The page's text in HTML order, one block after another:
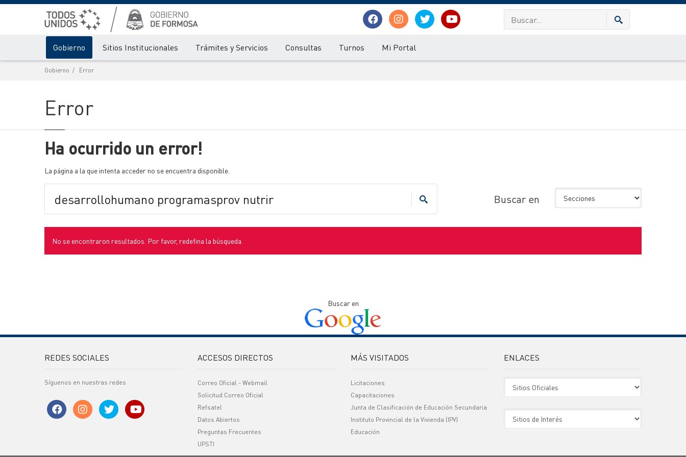
Gobierno Sitios Institucionales Trámites y Servicios Consultas Turnos Mi Portal
Gobierno Error
Error
Ha ocurrido un error!
La página a la que intenta acceder no se encuentra disponible.
Buscar en
No se encontraron resultados. Por favor, redefina la búsqueda.
Buscar en
REDES SOCIALES
Síguenos en nuestras redes
ACCESOS DIRECTOS
Correo Oficial - Webmail
Solicitud Correo Oficial
Refsatel
Datos Abiertos
Preguntas Frecuentes
UPSTI
MÁS VISITADOS
Licitaciones
Capacitaciones
Junta de Clasificación de Educación Secundaria
Instituto Provincial de la Vivienda (IPV)
Educación
ENLACES